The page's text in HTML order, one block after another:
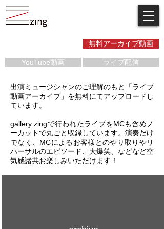
無料アーカイブ動画
YouTube動画 ライブ配信
出演ミュージシャンのご理解のもと「ライブ
動画アーカイブ」を無料にてアップロードし
ています。
gallery zingで行われたライブをMCも含めノ
ーカットで丸ごと収録しています。 演奏だけ
でなく、MCによるお客様とのやり取りやリ
ハーサルのエピソード、大爆笑、などなど空
気感諸共お楽しみいただけます！